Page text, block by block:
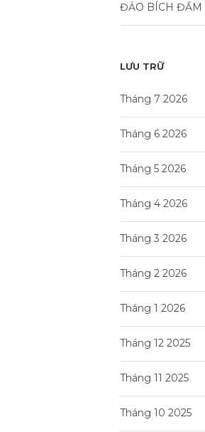
ĐẢO BÍCH ĐẦM
LƯU TRỮ
Tháng 7 2026
Tháng 6 2026
Tháng 5 2026
Tháng 4 2026
Tháng 3 2026
Tháng 2 2026
Tháng 1 2026
Tháng 12 2025
Tháng 11 2025
Tháng 10 2025